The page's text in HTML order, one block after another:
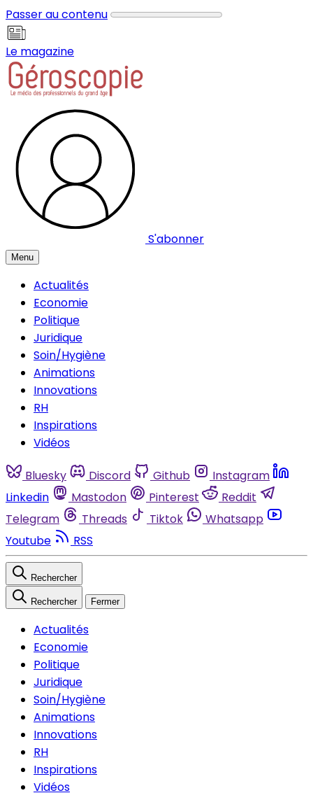
Passer au contenu
Le magazine
S'abonner
Menu
Actualités
Economie
Politique
Juridique
Soin/Hygiène
Animations
Innovations
RH
Inspirations
Vidéos
Bluesky Discord Github
Instagram
Linkedin
Mastodon Pinterest
Reddit
Telegram
Threads Tiktok
Whatsapp
Youtube
RSS
Rechercher
Rechercher Fermer
Actualités
Economie
Politique
Juridique
Soin/Hygiène
Animations
Innovations
RH
Inspirations
Vidéos
Panneau de gestion des cookies